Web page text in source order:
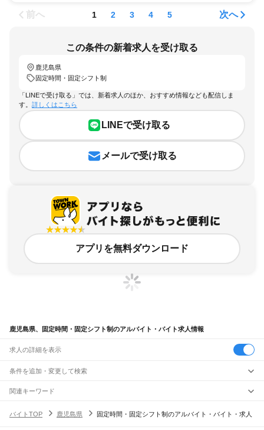
前へ 1 2 3 4 5 次へ
この条件の新着求人を受け取る
鹿児島県
固定時間・固定シフト制
「LINEで受け取る」では、新着求人のほか、おすすめ情報なども配信しま
す。 詳しくはこちら
LINEで受け取る
メールで受け取る
アプリを無料ダウンロード
鹿児島県、固定時間・固定シフト制のアルバイト・バイト求人情報
求人の詳細を表示
条件を追加・変更して検索
市区町村を追加・変更
鹿児島県
すべて
駅を追加・変更
関連キーワード
兵庫県 時間固定シフト制埼玉県 固定時間・固定シフト制 固定シフト
バイトTOP 鹿児島県 固定時間・固定シフト制のアルバイト・バイト・求人